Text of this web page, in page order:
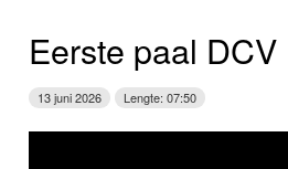
Eerste paal DCV
13 juni 2026 Lengte: 07:50